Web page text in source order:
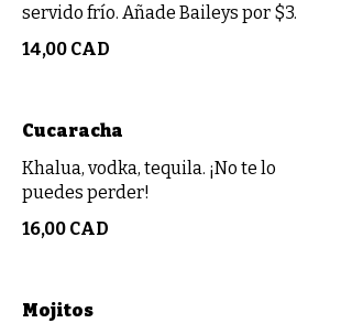
servido frío. Añade Baileys por $3.
14,00 CAD
Cucaracha
Khalua, vodka, tequila. ¡No te lo
puedes perder!
16,00 CAD
Mojitos